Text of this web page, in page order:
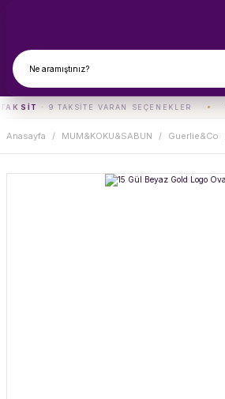
· 9 TAKSITE VARAN SEÇENEKLER
Anasayfa MUM&KOKU&SABUN Guerlie&Co